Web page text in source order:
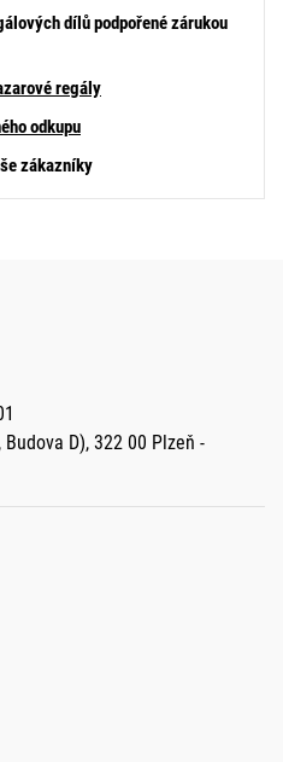
dílů podpořené zárukou
regály
odkupu
zákazníky
D), 322 00 Plzeň -